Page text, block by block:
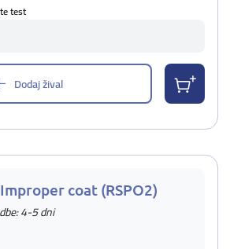
test
Dodaj žival
coat (RSPO2)
4-5 dni